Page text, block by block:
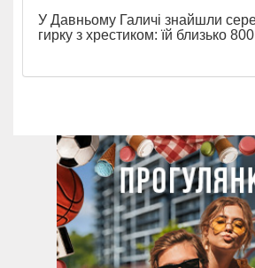
У Давньому Галичі знайшли
гирку з хрестиком: їй близько